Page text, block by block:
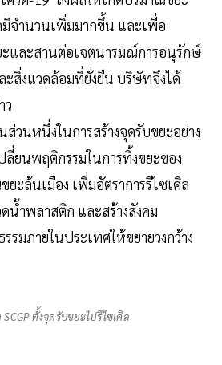
จำนวนเพิ่มมากขึ้น และเพื่อ
และสานต่อเจตนารมณ์การอนุรักษ์
ะสิ่งแวดล้อมที่ยั่งยืน บริษัทจึงได้
ว
วนหนึ่งในการสร้างจุดรับขยะอย่าง
ยนพฤติกรรมในการทิ้งขยะของ
ะล้นเมือง เพิ่มอัตราการรีไซเคิล
น้ำพลาสติก และสร้างสังคม
รมภายในประเทศให้ขยายวงกว้าง
SCGP ตั้งจุดรับขยะไปรีไซเคิล